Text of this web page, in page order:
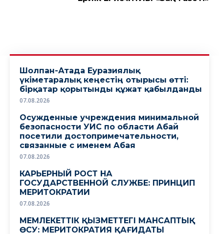
Шолпан-Атада Еуразиялық
үкіметаралық кеңестің отырысы өтті:
бірқатар қорытынды құжат қабылданды
07.08.2026
Осужденные учреждения минимальной
безопасности УИС по области Абай
посетили достопримечательности,
связанные с именем Абая
07.08.2026
КАРЬЕРНЫЙ РОСТ НА
ГОСУДАРСТВЕННОЙ СЛУЖБЕ: ПРИНЦИП
МЕРИТОКРАТИИ
07.08.2026
МЕМЛЕКЕТТІК ҚЫЗМЕТТЕГІ МАНСАПТЫҚ
ӨСУ: МЕРИТОКРАТИЯ ҚАҒИДАТЫ